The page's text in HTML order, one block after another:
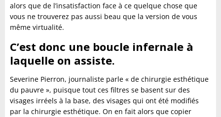
alors que de l’insatisfaction face à ce quelque chose que
vous ne trouverez pas aussi beau que la version de vous
même virtualité.
C’est donc une boucle infernale à
laquelle on assiste.
Severine Pierron, journaliste parle « de chirurgie esthétique
du pauvre », puisque tout ces filtres se basent sur des
visages irréels à la base, des visages qui ont été modifiés
par la chirurgie esthétique. On en fait alors que copier